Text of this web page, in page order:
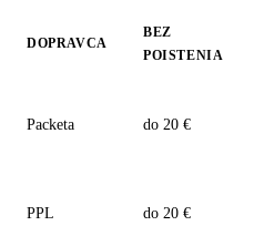
DOPRAVCA
BEZ
POISTENIA
Packeta do 20 €
PPL do 20 €